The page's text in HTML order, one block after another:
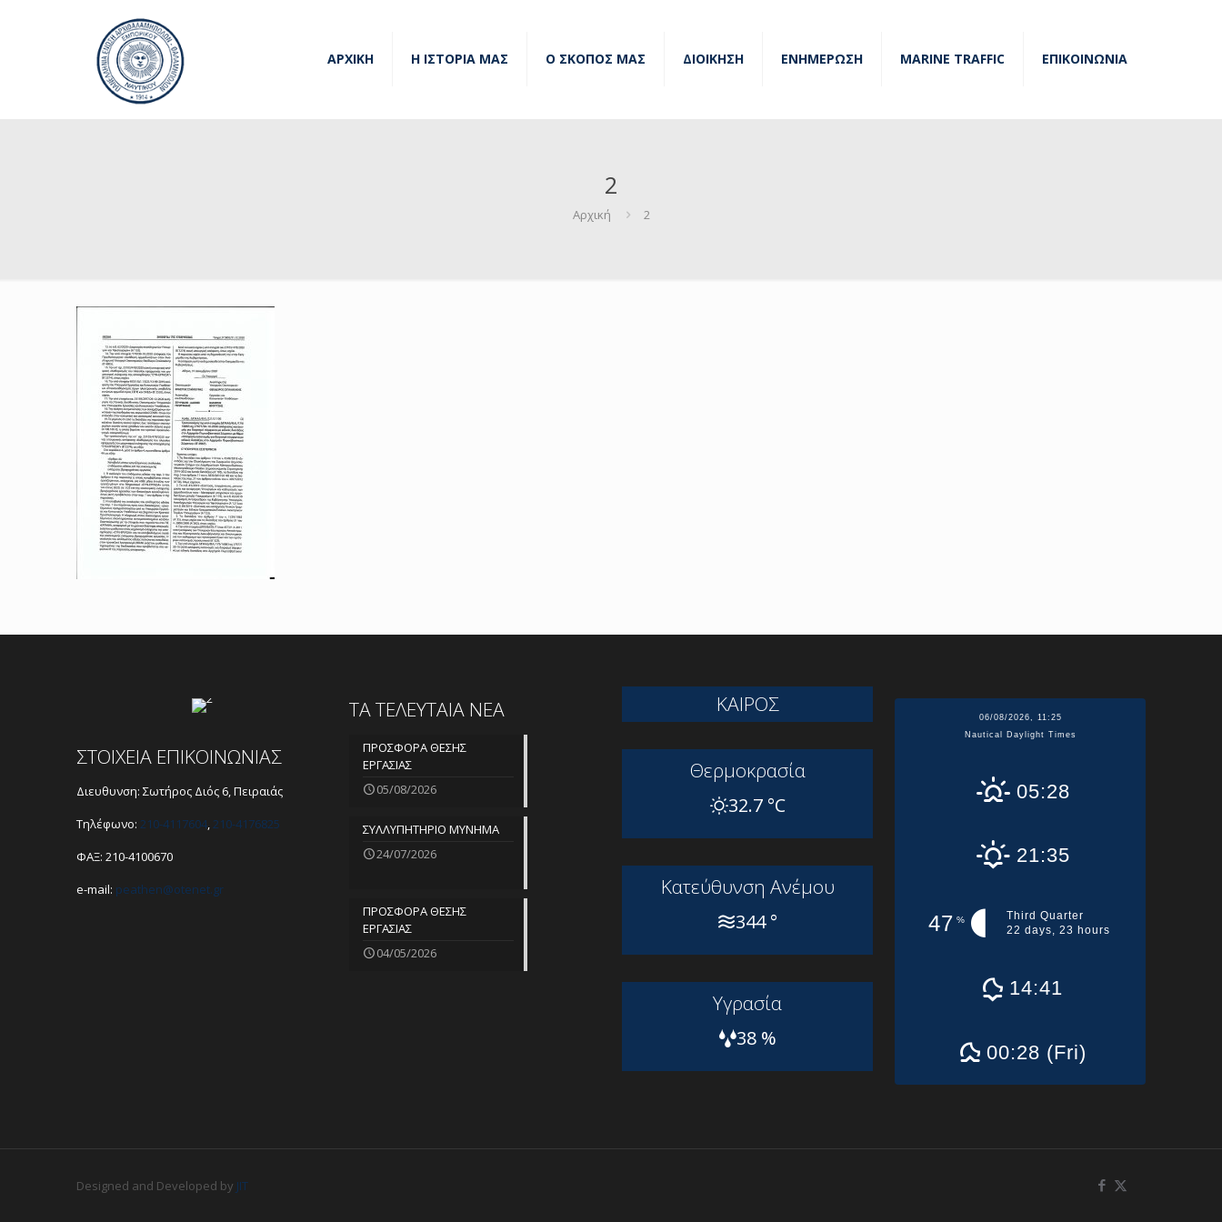
ΑΡΧΙΚΗ Η ΙΣΤΟΡΙΑ ΜΑΣ Ο ΣΚΟΠΟΣ ΜΑΣ ΔΙΟΙΚΗΣΗ ΕΝΗΜΕΡΩΣΗ MARINE TRAFFIC ΕΠΙΚΟΙΝΩΝΙΑ
2
Αρχική 2
ΣΤΟΙΧΕΙΑ ΕΠΙΚΟΙΝΩΝΙΑΣ
Διευθυνση: Σωτήρος Διός 6, Πειραιάς
Τηλέφωνο: 210-4117604,210-4176825
ΦΑΞ: 210-4100670
e-mail: peathen@otenet.gr
ΤΑ ΤΕΛΕΥΤΑΙΑ ΝΕΑ
ΠΡΟΣΦΟΡΑ ΘΕΣΗΣ
ΕΡΓΑΣΙΑΣ
05/08/2026
ΣΥΛΛΥΠΗΤΗΡΙΟ ΜΥΝΗΜΑ
24/07/2026
ΠΡΟΣΦΟΡΑ ΘΕΣΗΣ
ΕΡΓΑΣΙΑΣ
04/05/2026
ΚΑΙΡΟΣ
Θερμοκρασία
32.7 °C
Kατεύθυνση Aνέμου
344 °
Yγρασία
38 %
06/08/2026, 11:25
Nautical Daylight Times
05:28
21:35
47 %
Third Quarter
22 days, 23 hours
14:41
00:28 (Fri)
Designed and Developed by JIT